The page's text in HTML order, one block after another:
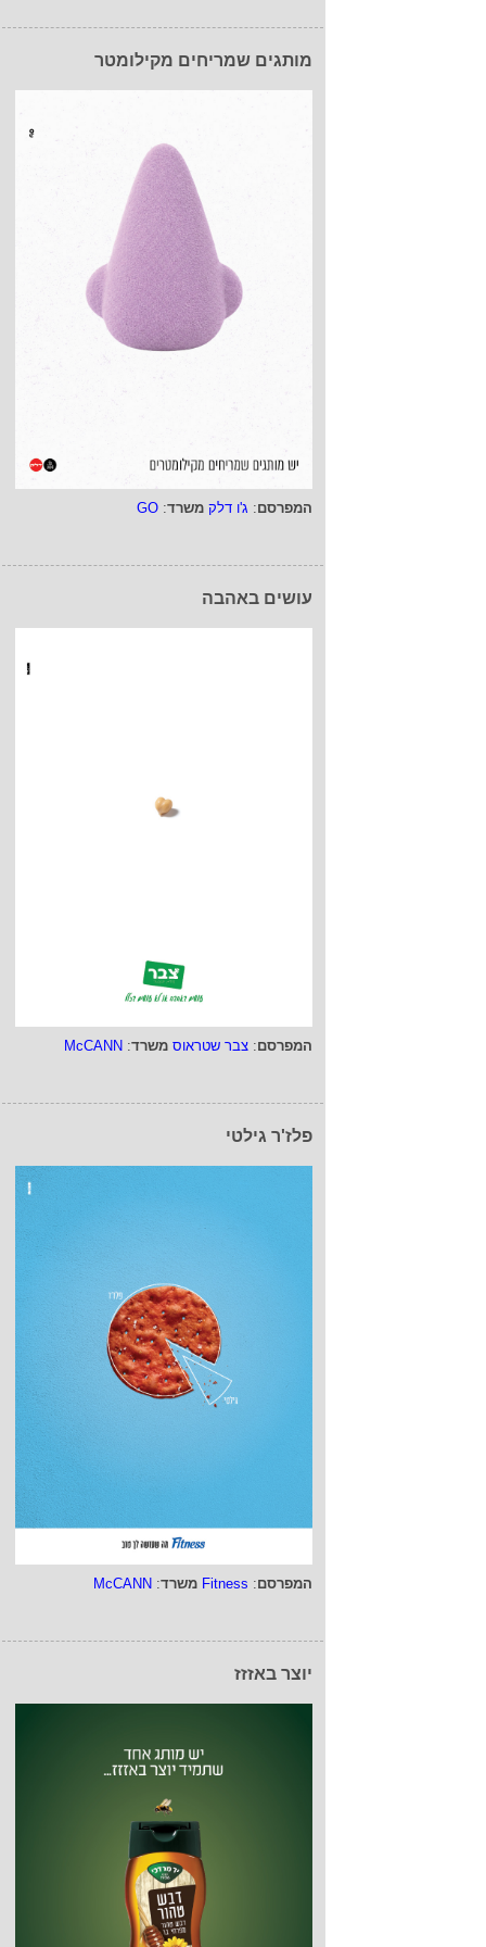
מותגים שמריחים מקילומטר
המפרסם: ג'ו דלק משרד:
GO
עושים באהבה
המפרסם: צבר שטראוס משרד:
McCANN
פלז'ר גילטי
המפרסם:
Fitness משרד:
McCANN
יוצר באזזז